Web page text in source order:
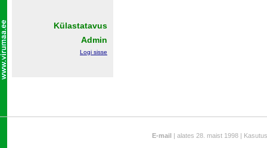
Külastatavus
Admin
Logi sisse
E-mail | alates 28. maist 1998 |